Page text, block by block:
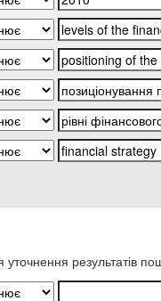
результатів